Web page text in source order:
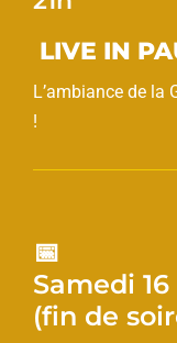
LIVE IN
L’ambiance de la
!
📅
Samedi 16
(fin de